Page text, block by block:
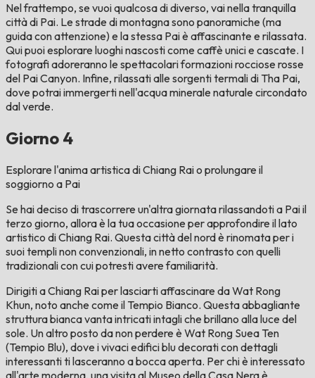
Nel frattempo, se vuoi qualcosa di diverso, vai nella tranquilla
città di Pai. Le strade di montagna sono panoramiche (ma
guida con attenzione) e la stessa Pai è affascinante e rilassata.
Qui puoi esplorare luoghi nascosti come caffè unici e cascate. I
fotografi adoreranno le spettacolari formazioni rocciose rosse
del Pai Canyon. Infine, rilassati alle sorgenti termali di Tha Pai,
dove potrai immergerti nell'acqua minerale naturale circondato
dal verde.
Giorno 4
Esplorare l'anima artistica di Chiang Rai o prolungare il
soggiorno a Pai
Se hai deciso di trascorrere un'altra giornata rilassandoti a Pai il
terzo giorno, allora è la tua occasione per approfondire il lato
artistico di Chiang Rai. Questa città del nord è rinomata per i
suoi templi non convenzionali, in netto contrasto con quelli
tradizionali con cui potresti avere familiarità.
Dirigiti a Chiang Rai per lasciarti affascinare da Wat Rong
Khun, noto anche come il Tempio Bianco. Questa abbagliante
struttura bianca vanta intricati intagli che brillano alla luce del
sole. Un altro posto da non perdere è Wat Rong Suea Ten
(Tempio Blu), dove i vivaci edifici blu decorati con dettagli
interessanti ti lasceranno a bocca aperta. Per chi è interessato